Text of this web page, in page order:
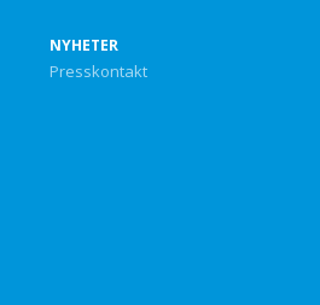
NYHETER
Presskontakt